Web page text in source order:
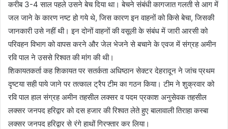
करीब 3-4 साल पहले उसने बेच दिया था। बेचने संबंधी कागजात गलती से आग में
जल जाने के कारण नष्ट हो गये थे, जिस कारण इन वाहनों को किसे बेचा, जिसकी
जानकारी उसे नहीं थी। इन दोनों वाहनों की वसूली के संबंध में जारी आरसी को
परिवहन विभाग को वापस करने और जेल भेजने से बचाने के एवज में संग्रह अमीन
रवि पाल ने उससे रिश्वत की मांग की थी।
शिकायतकर्ता कह शिकायत पर सतर्कता अधिष्ठान सेक्टर देहरादून ने जांच प्रथम
दृष्टया सही पाये जाने पर तत्काल ट्रैप टीम का गठन किया। टीम ने शुक्रवार को
रवि पाल हाल संग्रह अमीन तहसील लक्सर व पदम प्रकाश अनुसेवक तहसील
लक्सर जनपद हरिद्वार को दस हजार की रिश्वत लेते हुए बालावाली तिराहा कस्बा
लक्सर जनपद हरिद्वार से रंगे हाथों गिरफ्तार कर लिया।